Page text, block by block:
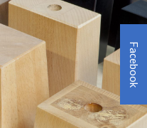
Facebook